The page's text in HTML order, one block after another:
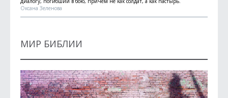
Оксана Зеленова
МИР БИБЛИИ